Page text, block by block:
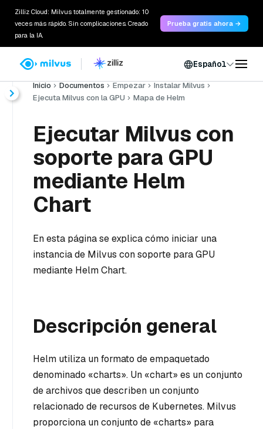
Zilliz Cloud: Milvus totalmente gestionado: 10
veces más rápido. Sin complicaciones. Creado
para la IA.
Prueba gratis ahora →
Español
Inicio Documentos Empezar
Instalar Milvus
Ejecuta Milvus con la GPU
Mapa de Helm
Ejecutar Milvus con
soporte para GPU
mediante Helm
Chart
En esta página se explica cómo iniciar una
instancia de Milvus con soporte para GPU
mediante Helm Chart.
Descripción general
Helm utiliza un formato de empaquetado
denominado «charts». Un «chart» es un conjunto
de archivos que describen un conjunto
relacionado de recursos de Kubernetes. Milvus
proporciona un conjunto de «charts» para